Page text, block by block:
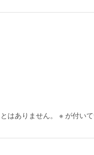
はありません。 ※ が付い